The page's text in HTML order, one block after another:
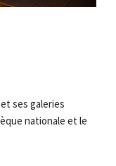
ses galeries
nationale et le